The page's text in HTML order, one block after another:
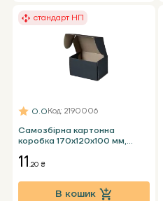
стандарт НП
Самозбірна картонна
коробка 170x120x100 мм,
стандарт пошти
0.0Код: 2190006
11.20 ₴
В кошик